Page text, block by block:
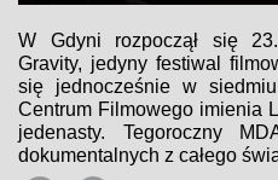
W Gdyni rozpoczął się
Gravity, jedyny festiwal
się jednocześnie w
Centrum Filmowego imienia
jedenasty. Tegoroczny
dokumentalnych z całego